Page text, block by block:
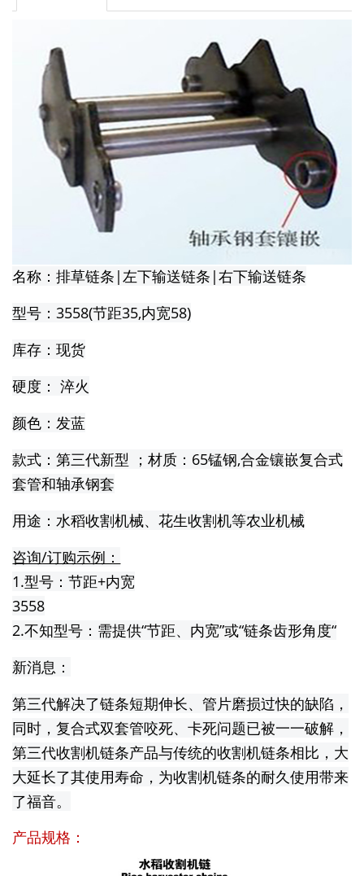
名称：排草链条|左下输送链条|右下输送链条
型号：3558(节距35,内宽58)
库存：现货
硬度： 淬火
颜色：发蓝
款式：第三代新型 ；材质：65锰钢,合金镶嵌复合式
套管和轴承钢套
用途：水稻收割机械、花生收割机等农业机械
咨询/订购示例：
1.型号：节距+内宽
3558
2.不知型号：需提供“节距、内宽”或“链条齿形角度“
新消息：
第三代解决了链条短期伸长、管片磨损过快的缺陷，
同时，复合式双套管咬死、卡死问题已被一一破解，
第三代收割机链条产品与传统的收割机链条相比，大
大延长了其使用寿命，为收割机链条的耐久使用带来
了福音。
产品规格：